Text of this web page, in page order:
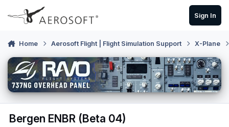
Skip to content
Sign In
Home Aerosoft Flight | Flight Simulation Support X-Plane
Bergen ENBR (Beta 04)